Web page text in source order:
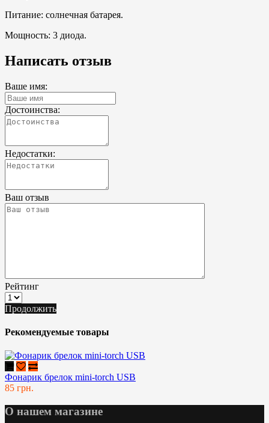
Питание: солнечная батарея.
Мощность: 3 диода.
Написать отзыв
Ваше имя:
Достоинства:
Недостатки:
Ваш отзыв
Рейтинг
Продолжить
Рекомендуемые товары
Фонарик брелок mini-torch USB
85 грн.
О нашем магазине